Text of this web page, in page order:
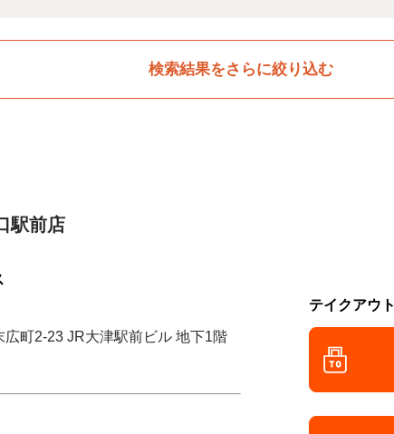
検索結果をさらに絞り込む
駅前店
広町2-23 JR大津駅前ビル 地下1階
テイクアウ